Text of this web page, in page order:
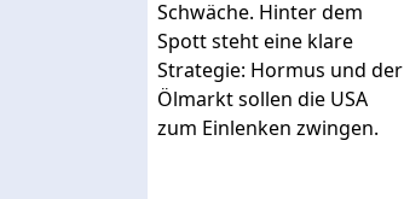
Schwäche. Hinter dem
Spott steht eine klare
Strategie: Hormus und der
Ölmarkt sollen die USA
zum Einlenken zwingen.